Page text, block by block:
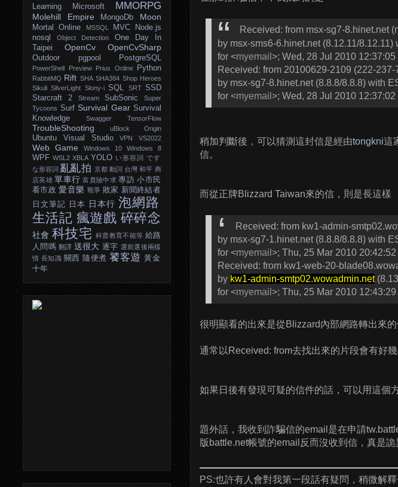
Received: from msx-sg7-8.hinet.net
by msx-sms6-6.hinet.net (8.12.11/
for <myemail >; Wed, 28 Jul 2010
Received: from 20100629-2109 (222-237-
by msx-sg7-8.hinet.net (8.8.8/8.8.8) with
for <myemail >; Wed, 28 Jul 2010
稍加判斷後，可以猜測這封信是經由tongkni這
信。
而從正牌Blizzard Taiwan來的信，則是長這樣
Received: from kw1-admin-
by msx-sg7-1.hinet.net (8.8.8/8.8.8) with
for <myemail >; Thu, 25 Mar 2010
Received: from kw1-web-20-
by kw1-admin-smtp02.wowadmin.net
for <myemail >; Thu, 25 Mar 2010
很明顯看的出來是從Blizzard內部網路轉出來的
通常以Received: from去找出來的片段會有好
如果日後有發現可疑的信件的話，可以用這個
題外話，我收到詐騙信的email是在申請
版battle.net帳號的email反而沒收到信，真是詭
PS:也許有人會對我第一段話有疑問，稍微解
Learning
Microsoft MMORPG
Molehill Empire MongoDb Moon
Mortal Online MSSQL MVC
Node.js
nosql
Object Detection
One Day In
Taipei
OpenCv OpenCvSharp
Outdoor pgpool PostgreSQL
PowerShell Preview Prius Online Python
RabbitMQ Rift SHA SHA384 Shop Heroes
Sikuli SilverLight Slony-i SQL SRT SSD
Starcraft 2
Stream SubSonic
Super
Tycoons Surf Survival Gear Survival
Knowledge
Swagger TensorFlow
TroubleShooting uBlock Origin
Ubuntu Visual Studio VPN VS2022
Web Game Windows 10 Windows 8
WPF WSL2 XBLA YOLO い形容詞 です
な形容詞 亂亂拍 京都 動詞 台灣 和平 商
店英雄 單車行 富貴險中求 專訪 小市民
看市政 愛音樂 戰爭 敗家 新聞終結者
日文筆記
日本 日本行 泡網路
生活記 瘋遊戲 碎碎念
社會 科技宅 科普教育不能等 給路
人問嗎 翻譯 送很大 逐字 選前選後兩樣
情 長知識 關西 隨便煮 饕客遊 黃金
十年